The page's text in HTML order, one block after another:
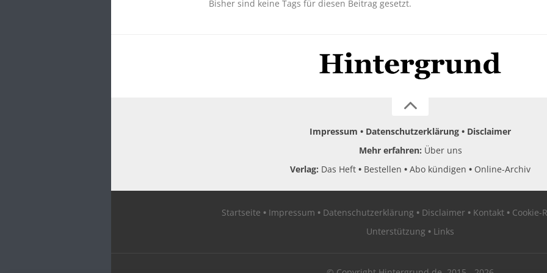
Bisher sind keine Tags für diesen Beitrag gesetzt.
Impressum Datenschutzerklärung
Disclaimer
Mehr erfahren: Über uns
Verlag: Das Heft Bestellen Abo kündigen Online-Archiv
Startseite Impressum Datenschutzerklärung Disclaimer Kontakt
Cookie-
Unterstützung
Links